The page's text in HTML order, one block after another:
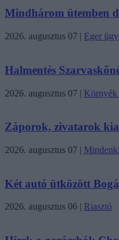
Mindhárom ütemben
2026. augusztus 07 | Eger
Halmentés
2026. augusztus 07 | Környék
Záporok, zivatarok
2026. augusztus 07 |
Két autó ütközött
2026. augusztus 06 Riasztó